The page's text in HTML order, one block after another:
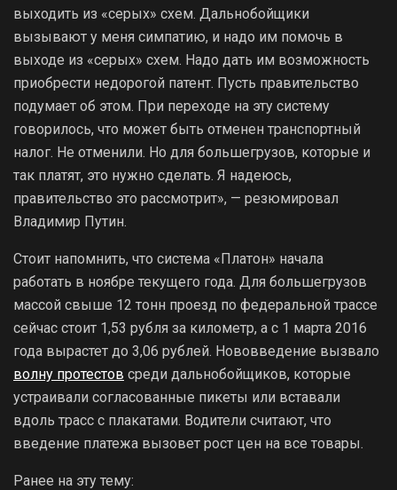
выходить из «серых» схем. Дальнобойщики
вызывают у меня симпатию, и надо им помочь в
выходе из «серых» схем. Надо дать им возможность
приобрести недорогой патент. Пусть правительство
подумает об этом. При переходе на эту систему
говорилось, что может быть отменен транспортный
налог. Не отменили. Но для большегрузов, которые и
так платят, это нужно сделать. Я надеюсь,
правительство это рассмотрит», — резюмировал
Владимир Путин.
Стоит напомнить, что система «Платон» начала
работать в ноябре текущего года. Для большегрузов
массой свыше 12 тонн проезд по федеральной трассе
сейчас стоит 1,53 рубля за километр, а с 1 марта 2016
года вырастет до 3,06 рублей. Нововведение вызвало
волну протестов среди дальнобойщиков, которые
устраивали согласованные пикеты или вставали
вдоль трасс с плакатами. Водители считают, что
введение платежа вызовет рост цен на все товары.
Ранее на эту тему: